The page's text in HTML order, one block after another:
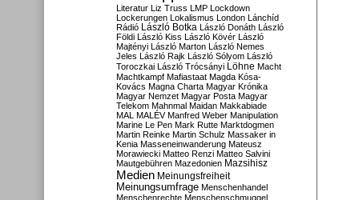
Literatur Liz Truss LMP Lockdown
Lockerungen Lokalismus London Lánchíd
Rádió
László Botka László Donáth László
Földi László Kiss László Kövér László
Majtényi László Marton László Nemes
Jeles László Rajk László Sólyom László
Toroczkai László Trócsányi Löhne Macht
Machtkampf Mafiastaat Magda Kósa-
Kovács Magna Charta Magyar Krónika
Magyar Nemzet Magyar Posta Magyar
Telekom Mahnmal Maidan Makkabiade
MAL MALÉV Manfred Weber Manipulation
Marine Le Pen Mark Rutte Marktdogmen
Martin Reinke Martin Schulz Massaker in
Kenia Masseneinwanderung Mateusz
Morawiecki Matteo Renzi Matteo Salvini
Mautgebühren Mazedonien Mazsihisz
Medien Meinungsfreiheit
Meinungsumfrage Menschenhandel
Menschenrechte Menschenschmuggel